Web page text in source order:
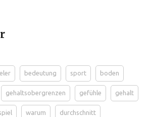
bedeutung sport boden
gehaltsobergrenzen gefühle gehalt
warum durchschnitt